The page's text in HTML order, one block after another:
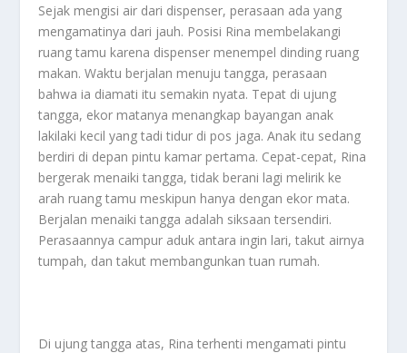
Sejak mengisi air dari dispenser, perasaan ada yang
mengamatinya dari jauh. Posisi Rina membelakangi
ruang tamu karena dispenser menempel dinding ruang
makan. Waktu berjalan menuju tangga, perasaan
bahwa ia diamati itu semakin nyata. Tepat di ujung
tangga, ekor matanya menangkap bayangan anak
lakilaki kecil yang tadi tidur di pos jaga. Anak itu sedang
berdiri di depan pintu kamar pertama. Cepat-cepat, Rina
bergerak menaiki tangga, tidak berani lagi melirik ke
arah ruang tamu meskipun hanya dengan ekor mata.
Berjalan menaiki tangga adalah siksaan tersendiri.
Perasaannya campur aduk antara ingin lari, takut airnya
tumpah, dan takut membangunkan tuan rumah.
Di ujung tangga atas, Rina terhenti mengamati pintu